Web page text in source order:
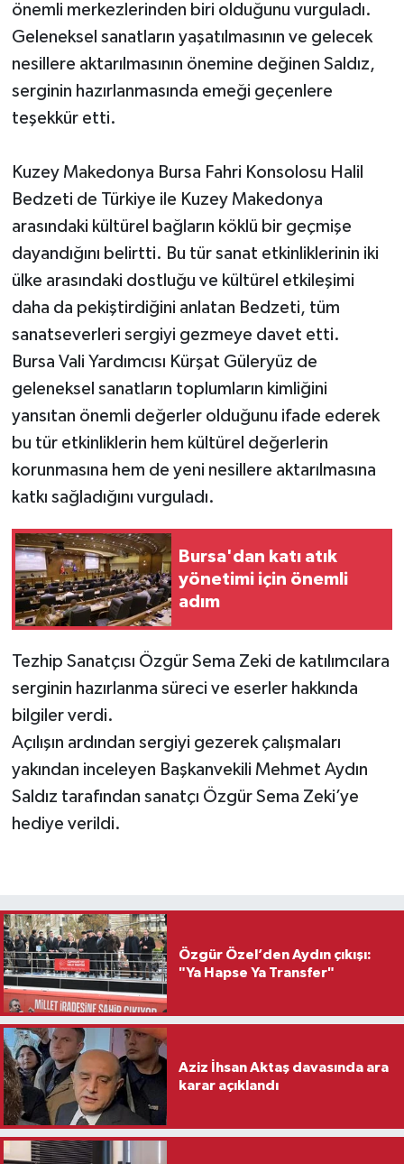
önemli merkezlerinden biri olduğunu vurguladı.
Geleneksel sanatların yaşatılmasının ve gelecek
nesillere aktarılmasının önemine değinen Saldız,
serginin hazırlanmasında emeği geçenlere
teşekkür etti.
Kuzey Makedonya Bursa Fahri Konsolosu Halil
Bedzeti de Türkiye ile Kuzey Makedonya
arasındaki kültürel bağların köklü bir geçmişe
dayandığını belirtti. Bu tür sanat etkinliklerinin iki
ülke arasındaki dostluğu ve kültürel etkileşimi
daha da pekiştirdiğini anlatan Bedzeti, tüm
sanatseverleri sergiyi gezmeye davet etti.
Bursa Vali Yardımcısı Kürşat Güleryüz de
geleneksel sanatların toplumların kimliğini
yansıtan önemli değerler olduğunu ifade ederek
bu tür etkinliklerin hem kültürel değerlerin
korunmasına hem de yeni nesillere aktarılmasına
katkı sağladığını vurguladı.
Bursa'dan katı atık
yönetimi için önemli
adım
Tezhip Sanatçısı Özgür Sema Zeki de katılımcılara
serginin hazırlanma süreci ve eserler hakkında
bilgiler verdi.
Açılışın ardından sergiyi gezerek çalışmaları
yakından inceleyen Başkanvekili Mehmet Aydın
Saldız tarafından sanatçı Özgür Sema Zeki’ye
hediye verildi.
Özgür Özel’den Aydın çıkışı:
"Ya Hapse Ya Transfer"
Aziz İhsan Aktaş davasında ara
karar açıklandı